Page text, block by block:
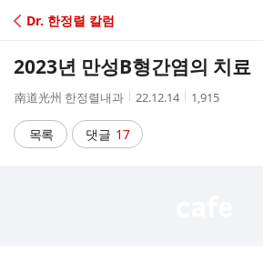
C
A
Dr. 한정렬 칼럼
2023년 만성B형간염의 치료
작
자
南道光州 한정렬내과
작
시
간
22.12.14
조
1,915
목록 댓글 17